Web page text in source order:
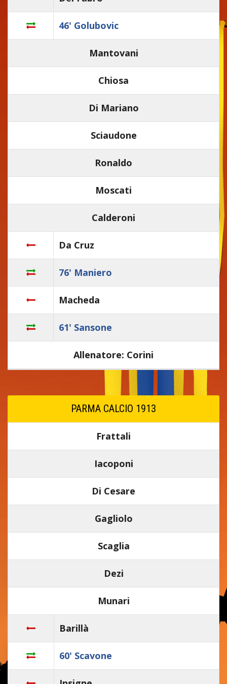
46' Golubovic
Mantovani
Chiosa
Di Mariano
Sciaudone
Ronaldo
Moscati
Calderoni
Da Cruz
76' Maniero
Macheda
61' Sansone
Allenatore: Corini
PARMA CALCIO 1913
Frattali
Iacoponi
Di Cesare
Gagliolo
Scaglia
Dezi
Munari
Barillà
60' Scavone